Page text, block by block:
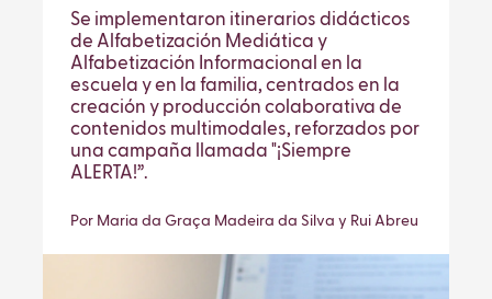
Se implementaron itinerarios didácticos
de Alfabetización Mediática y
Alfabetización Informacional en la
escuela y en la familia, centrados en la
creación y producción colaborativa de
contenidos multimodales, reforzados por
una campaña llamada "¡Siempre
ALERTA!”.
Por Maria da Graça Madeira da Silva y Rui Abreu